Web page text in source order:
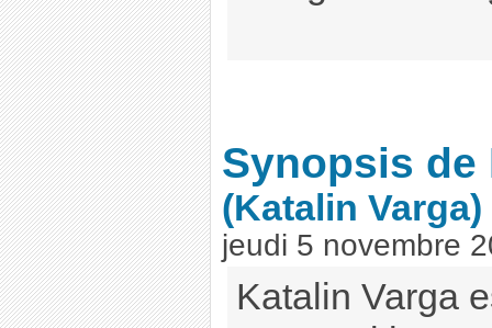
Synopsis de
(Katalin Varga)
jeudi 5 novembre
Katalin Varga